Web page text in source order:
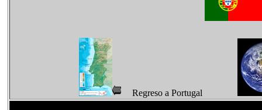
Regreso a Portugal